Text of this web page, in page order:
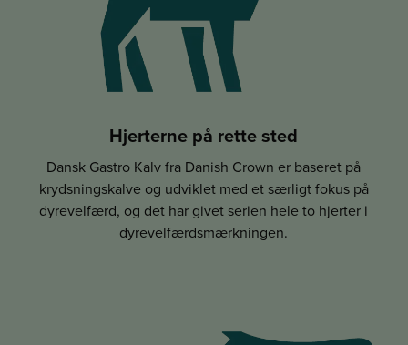
Hjerterne på rette sted
Dansk Gastro Kalv fra Danish Crown er baseret på
krydsningskalve og udviklet med et særligt fokus på
dyrevelfærd, og det har givet serien hele to hjerter i
dyrevelfærdsmærkningen.